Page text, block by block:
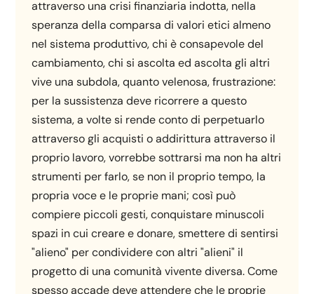
attraverso una crisi finanziaria indotta, nella
speranza della comparsa di valori etici almeno
nel sistema produttivo, chi è consapevole del
cambiamento, chi si ascolta ed ascolta gli altri
vive una subdola, quanto velenosa, frustrazione:
per la sussistenza deve ricorrere a questo
sistema, a volte si rende conto di perpetuarlo
attraverso gli acquisti o addirittura attraverso il
proprio lavoro, vorrebbe sottrarsi ma non ha altri
strumenti per farlo, se non il proprio tempo, la
propria voce e le proprie mani; così può
compiere piccoli gesti, conquistare minuscoli
spazi in cui creare e donare, smettere di sentirsi
"alieno" per condividere con altri "alieni" il
progetto di una comunità vivente diversa. Come
spesso accade deve attendere che le proprie